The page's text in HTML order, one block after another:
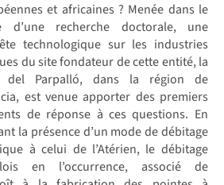
et africaines ? Menée dans le
d’une recherche doctorale, une
technologique sur les industries
du site fondateur de cette entité, la
del Parpalló, dans la région de
est venue apporter des premiers
de réponse à ces questions. En
la présence d’un mode de débitage
à celui de l’Atérien, le débitage
en l’occurrence, associé de